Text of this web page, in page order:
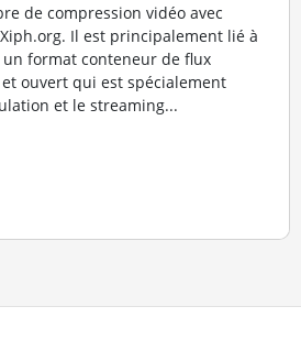
de compression vidéo avec
Il est principalement lié à
un format conteneur de flux
ouvert qui est spécialement
et le streaming...